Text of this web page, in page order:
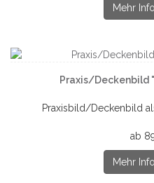
Mehr
Praxis/Deckenbild
Praxisbild/Deckenbild
ab
Mehr